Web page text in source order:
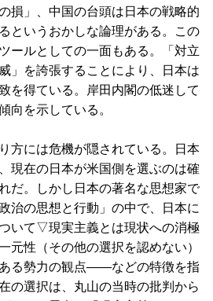
損」、中国の台頭は日本の戦略的
というおかしな論理がある。この
ールとしての一面もある。「対立
」を誇張することにより、日本は
を得ている。岸田内閣の低迷して
向を示している。
方には危機が隠されている。日本
現在の日本が米国側を選ぶのは確
だ。しかし日本の著名な思想家で
治の思想と行動」の中で、日本に
いて▽現実主義とは現状への消極
元性（その他の選択を認めない）
る勢力の観点――などの特徴を指
の選択は、丸山の当時の批判から